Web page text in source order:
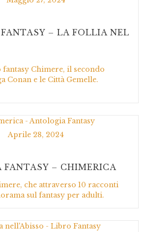
– LA FOLLIA NEL
Chimere, il secondo
Conan e le Città Gemelle.
Aprile 28, 2024
– CHIMERICA
che attraverso 10 racconti
sul fantasy per adulti.